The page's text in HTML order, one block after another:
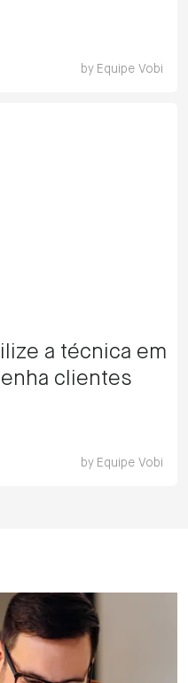
by Equipe Vobi
a técnica em
clientes
by Equipe Vobi